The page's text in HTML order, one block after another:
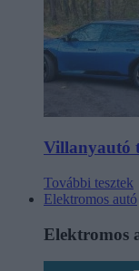
Villanyautó
További tesztek
Elektromos autó
Elektromos